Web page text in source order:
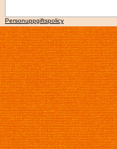
Personuppgiftspolicy